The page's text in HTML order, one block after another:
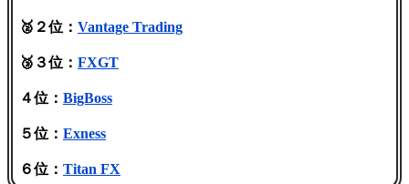
🥈２位： Vantage Trading
🥉３位： FXGT
４位： BigBoss
５位： Exness
６位： Titan FX